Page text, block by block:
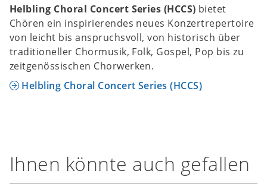
Helbling Choral Concert Series (HCCS) bietet
Chören ein inspirierendes neues Konzertrepertoire
von leicht bis anspruchsvoll, von historisch über
traditioneller Chormusik, Folk, Gospel, Pop bis zu
zeitgenössischen Chorwerken.
Helbling Choral Concert Series (HCCS)
Ihnen könnte auch gefallen